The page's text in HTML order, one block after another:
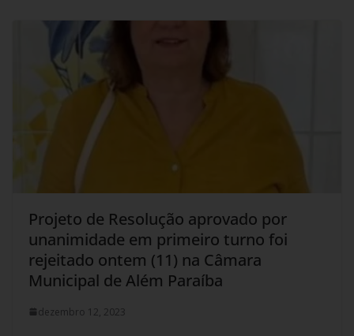
Projeto de Resolução aprovado por
unanimidade em primeiro turno foi
rejeitado ontem (11) na Câmara
Municipal de Além Paraíba
dezembro 12, 2023